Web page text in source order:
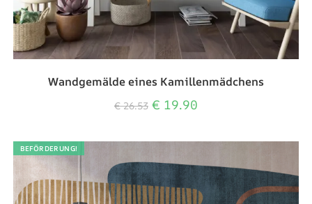
Wandgemälde eines Kamillenmädchens
€26.53 € 19.90
BEFÖRDERUNG!